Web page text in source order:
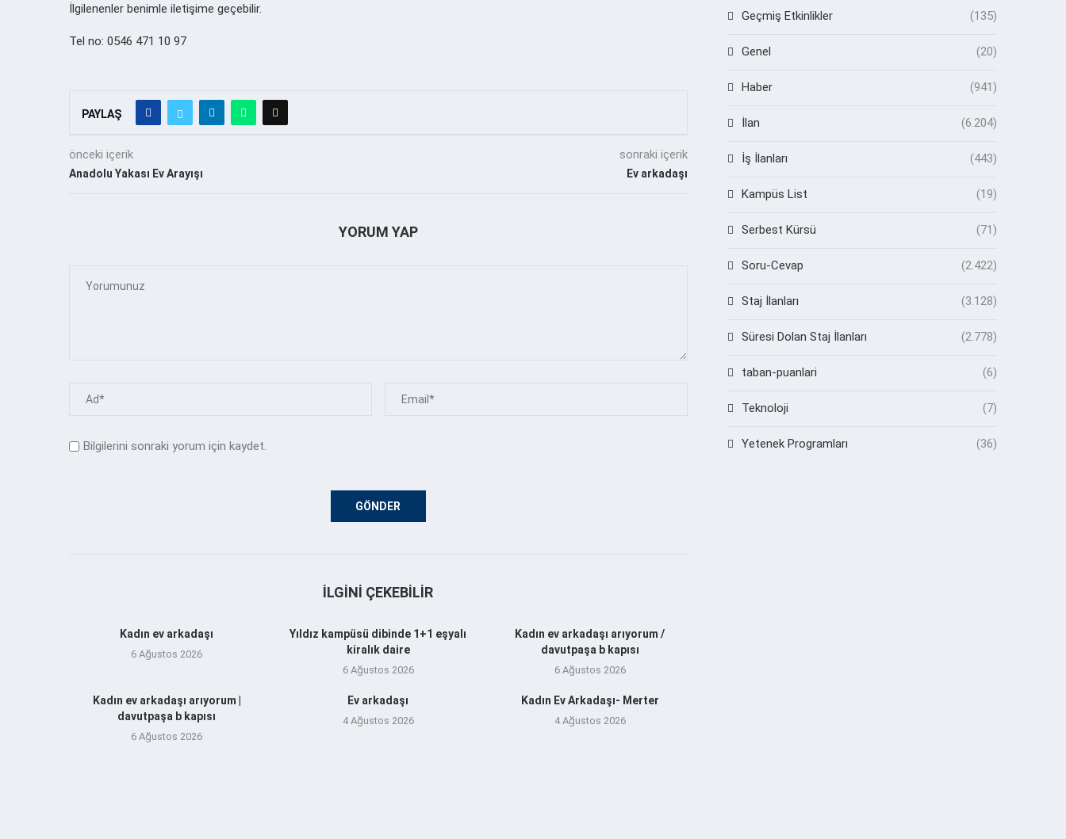
İlgilenenler benimle iletişime geçebilir.
Tel no: 0546 471 10 97
PAYLAŞ
önceki içerik
Anadolu Yakası Ev Arayışı
sonraki içerik
Ev arkadaşı
YORUM YAP
Bilgilerini sonraki yorum için kaydet.
İLGINI ÇEKEBILIR
Kadın ev arkadaşı
6 Ağustos 2026
Yıldız kampüsü dibinde 1+1 eşyalı
kiralık daire
6 Ağustos 2026
Kadın ev arkadaşı arıyorum /
davutpaşa b kapısı
6 Ağustos 2026
Kadın ev arkadaşı arıyorum |
davutpaşa b kapısı
6 Ağustos 2026
Ev arkadaşı
4 Ağustos 2026
Kadın Ev Arkadaşı- Merter
4 Ağustos 2026
Geçmiş Etkinlikler (135)
Genel (20)
Haber (941)
İlan (6.204)
İş İlanları (443)
Kampüs List (19)
Serbest Kürsü (71)
Soru-Cevap (2.422)
Staj İlanları (3.128)
Süresi Dolan Staj İlanları (2.778)
taban-puanlari (6)
Teknoloji (7)
Yetenek Programları (36)